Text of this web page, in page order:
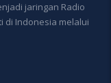
jaringan Radio
di Indonesia melalui